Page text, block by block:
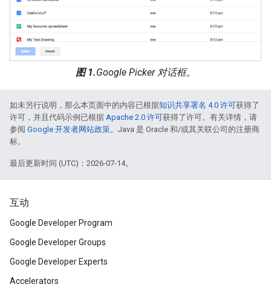
图 1.Google Picker 对话框。
如未另行说明，那么本页面中的内容已根据知识共享署名 4.0 许可获得了
许可，并且代码示例已根据 Apache 2.0 许可获得了许可。有关详情，请
参阅 Google 开发者网站政策。Java 是 Oracle 和/或其关联公司的注册商
标。
最后更新时间 (UTC)：2026-07-14。
互动
Google Developer Program
Google Developer Groups
Google Developer Experts
Accelerators